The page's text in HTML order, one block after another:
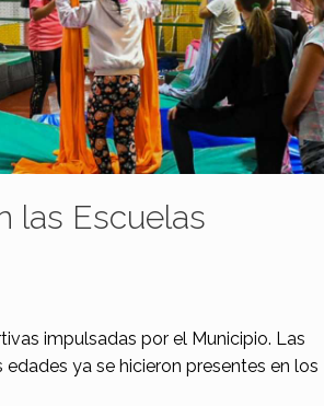
las Escuelas
impulsadas por el Municipio. Las
ya se hicieron presentes en los